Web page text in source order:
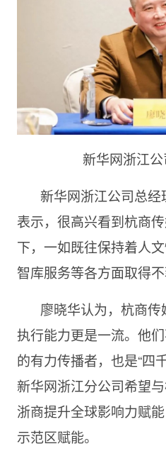
新华网浙江
新华网浙江公司总
表示，很高兴看到杭商
下，一如既往保持着人
智库服务等各方面取得不
廖晓华认为，杭商传
执行能力更是一流。他
的有力传播者，也是“四
新华网浙江分公司希望
浙商提升全球影响力赋
示范区赋能。